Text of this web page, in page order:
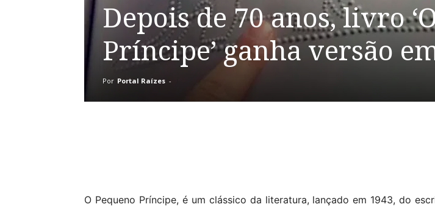
Depois de 70 anos, livro
Príncipe’ ganha versão
Por Portal Raízes -
O Pequeno Príncipe, é um clássico da literatura, lançado em 1943, do